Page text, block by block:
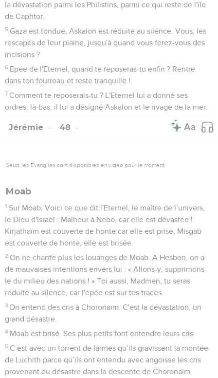
la dévastation parmi les Philistins, parmi ce qui reste de l'île
de Caphtor.
5 Gaza est tondue, Askalon est réduite au silence. Vous, les
rescapés de leur plaine, jusqu'à quand vous ferez-vous des
incisions ?
6 Epée de l'Eternel, quand te reposeras-tu enfin ? Rentre
dans ton fourreau et reste tranquille !
7 Comment te reposerais-tu ? L'Eternel lui a donné ses
ordres, là-bas, il lui a désigné Askalon et le rivage de la mer.
Jérémie 48
Seuls les Évangiles sont disponibles en vidéo pour le moment.
Moab
1 Sur Moab. Voici ce que dit l'Eternel, le maître de l’univers,
le Dieu d'Israël : Malheur à Nebo, car elle est dévastée !
Kirjathaïm est couverte de honte car elle est prise, Misgab
est couverte de honte, elle est brisée.
2 On ne chante plus les louanges de Moab. A Hesbon, on a
de mauvaises intentions envers lui : « Allons-y, supprimons-
le du milieu des nations ! » Toi aussi, Madmen, tu seras
réduite au silence, car l'épée est sur tes traces.
3 On entend des cris à Choronaïm. C'est la dévastation, un
grand désastre.
4 Moab est brisé. Ses plus petits font entendre leurs cris.
5 C’est avec un torrent de larmes qu’ils gravissent la montée
de Luchith parce qu’ils ont entendu avec angoisse les cris
provenant du désastre dans la descente de Choronaïm.